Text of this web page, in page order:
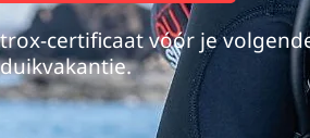
certificaat vóór je
duikvakantie.